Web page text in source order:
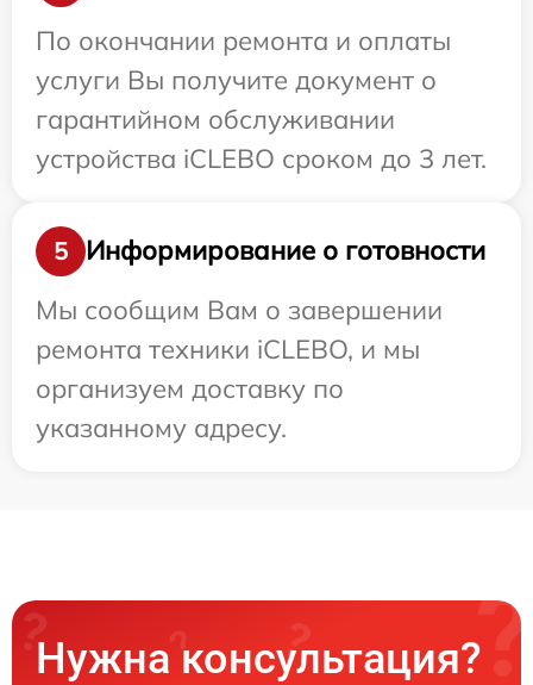
По окончании ремонта и оплаты
услуги Вы получите документ о
гарантийном обслуживании
устройства iCLEBO сроком до 3 лет.
5
Информирование о готовности
Мы сообщим Вам о завершении
ремонта техники iCLEBO, и мы
организуем доставку по
указанному адресу.
Нужна консультация?